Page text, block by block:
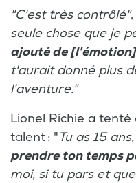
"C'est très contrôlé"
seule chose que je
ajouté de
t'aurait donné plus
l'aventure."
Lionel Richie a
talent : "Tu as 15
prendre ton temps
moi, si tu pars et